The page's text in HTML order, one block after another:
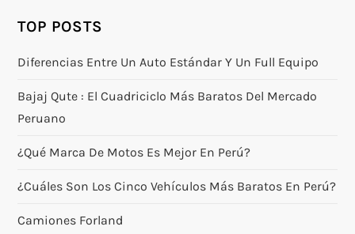
TOP POSTS
Diferencias Entre Un Auto Estándar Y Un Full Equipo
Bajaj Qute : El Cuadriciclo Más Baratos Del Mercado
Peruano
¿Qué Marca De Motos Es Mejor En Perú?
¿Cuáles Son Los Cinco Vehículos Más Baratos En Perú?
Camiones Forland